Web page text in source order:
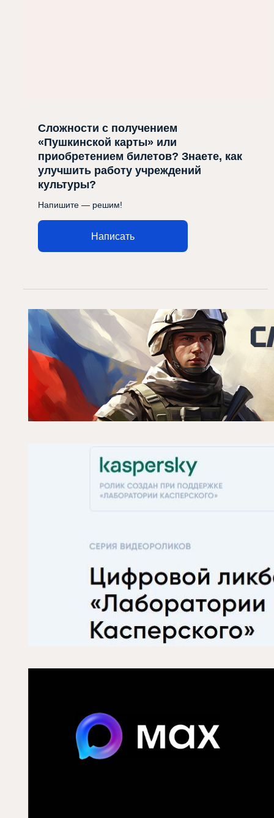
Сложности с получением
«Пушкинской карты» или
приобретением билетов? Знаете, как
улучшить работу учреждений
культуры?
Напишите — решим!
Написать